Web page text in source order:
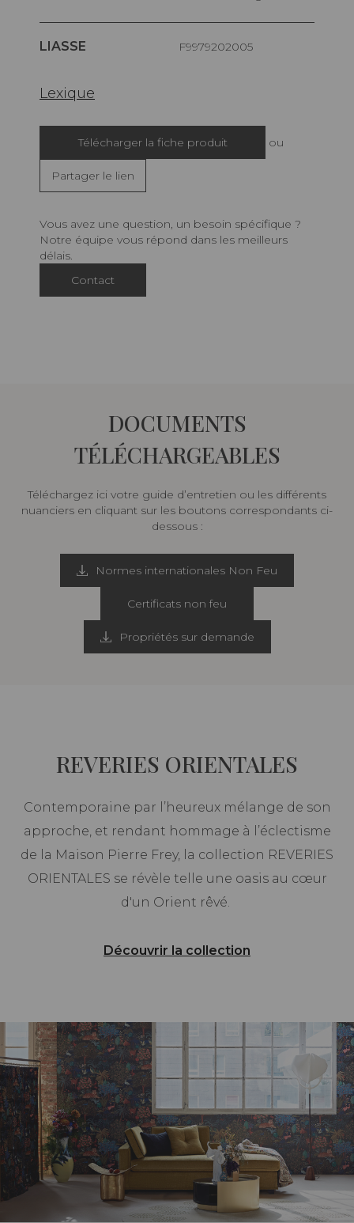
LIASSE F9979202005
Lexique
Télécharger la fiche produit ou
Partager le lien
Vous avez une question, un besoin spécifique ?
Notre équipe vous répond dans les meilleurs
délais.
Contact
DOCUMENTS
TÉLÉCHARGEABLES
Téléchargez ici votre guide d’entretien ou les différents
nuanciers en cliquant sur les boutons correspondants ci-
dessous :
Normes internationales Non Feu
Certificats non feu
Propriétés sur demande
REVERIES ORIENTALES
Contemporaine par l’heureux mélange de son
approche, et rendant hommage à l’éclectisme
de la Maison Pierre Frey, la collection REVERIES
ORIENTALES se révèle telle une oasis au cœur
d'un Orient rêvé.
Découvrir la collection